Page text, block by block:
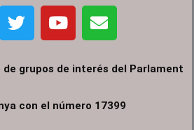
T
w
i
t
t
e
r
Y
o
u
t
b
e
E
n
v
e
o
p
grupos de interés del Parlament
con el número 17399